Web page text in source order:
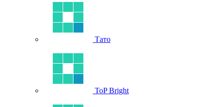
Тато
ToP Bright